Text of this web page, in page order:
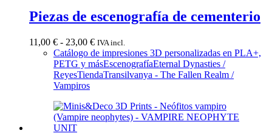
Piezas de escenografía de cementerio
11,00 € - 23,00 €Rango
de
precios:
desde
23,00 €
IVA incl.
Catálogo de impresiones 3D personalizadas en PLA+,
PETG y másEscenografíaEternal Dynasties /
ReyesTiendaTransilvanya - The Fallen Realm /
Vampiros